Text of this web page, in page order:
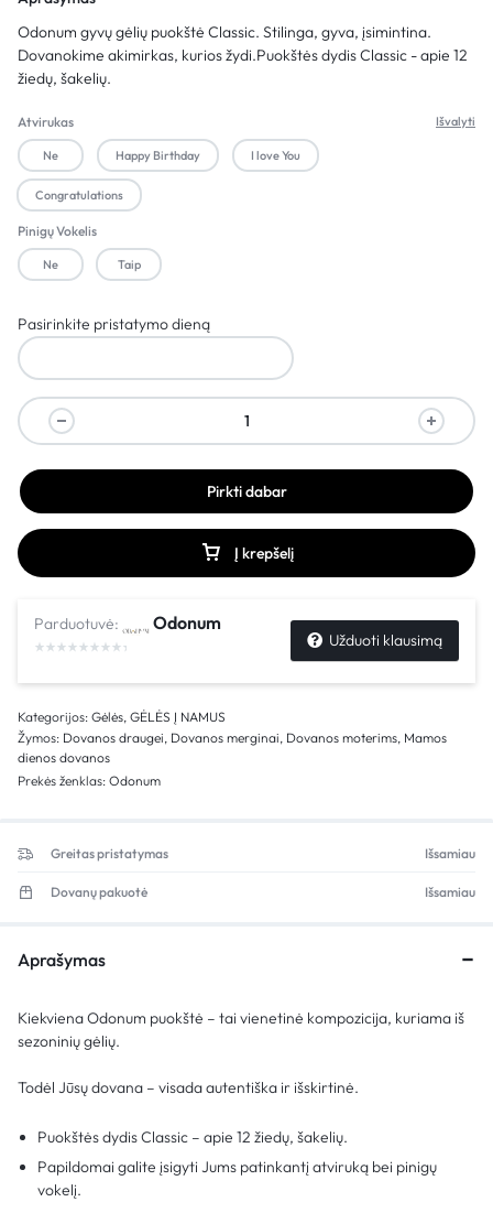
Odonum gyvų gėlių puokštė Classic. Stilinga, gyva, įsimintina.
Dovanokime akimirkas, kurios žydi.Puokštės dydis Classic - apie 12
žiedų, šakelių.
Atvirukas
Ne Happy Birthday I love You
Congratulations
Pinigų Vokelis
Ne Taip
Išvalyti
Pasirinkite pristatymo dieną
Į krepšelį
Pirkti dabar
Parduotuvė: Odonum
Užduoti klausimą
Kategorijos: Gėlės, GĖLĖS Į NAMUS
Žymos: Dovanos draugei, Dovanos merginai, Dovanos moterims, Mamos
dienos dovanos
Prekės ženklas: Odonum
Greitas pristatymas Išsamiau
Dovanų pakuotė Išsamiau
Aprašymas
Kiekviena Odonum puokštė – tai vienetinė kompozicija, kuriama iš
sezoninių gėlių.
Todėl Jūsų dovana – visada autentiška ir išskirtinė.
Puokštės dydis Classic – apie 12 žiedų, šakelių.
Papildomai galite įsigyti Jums patinkantį atviruką bei pinigų
vokelį.